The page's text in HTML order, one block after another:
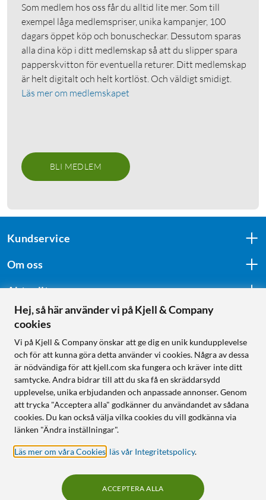
Som medlem hos oss får du alltid lite mer. Som till
exempel låga medlemspriser, unika kampanjer, 100
dagars öppet köp och bonuscheckar. Dessutom sparas
alla dina köp i ditt medlemskap så att du slipper spara
papperskvitton för eventuella returer. Ditt medlemskap
är helt digitalt och helt kortlöst. Och väldigt smidigt.
Läs mer om medlemskapet
BLI MEDLEM
Kundservice
Om oss
Aktuellt
Följ oss
Handla från:
Sverige
Norge
Hej, så här använder vi på Kjell & Company
cookies
Vi på Kjell & Company önskar att ge dig en unik kundupplevelse
och för att kunna göra detta använder vi cookies. Några av dessa
är nödvändiga för att kjell.com ska fungera och kräver inte ditt
samtycke. Andra bidrar till att du ska få en skräddarsydd
upplevelse, unika erbjudanden och anpassade annonser. Genom
att trycka "Acceptera alla" godkänner du användandet av sådana
cookies. Du kan också välja vilka cookies du vill godkänna via
länken "Ändra inställningar".
Läs mer om våra Cookies läs vår Integritetspolicy.
ACCEPTERA ALLA